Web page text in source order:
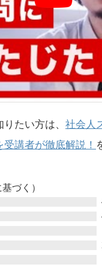
たい方は、 社会人
講者が徹底解説！
づく）